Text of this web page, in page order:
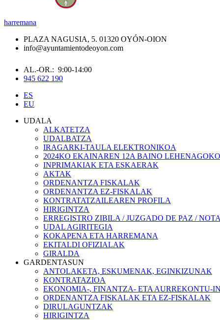
harremana
PLAZA NAGUSIA, 5. 01320 OYÓN-OION
info@ayuntamientodeoyon.com
AL.-OR.: 9:00-14:00
945 622 190
ES
EU
UDALA
ALKATETZA
UDALBATZA
IRAGARKI-TAULA ELEKTRONIKOA
2024KO EKAINAREN 12A BAINO
INPRIMAKIAK ETA ESKAERAK
AKTAK
ORDENANTZA FISKALAK
ORDENANTZA EZ-FISKALAK
KONTRATATZAILEAREN PROFILA
HIRIGINTZA
ERREGISTRO ZIBILA / JUZGADO DE PAZ /
UDAL AGIRITEGIA
KOKAPENA ETA HARREMANA
EKITALDI OFIZIALAK
GIRALDA
GARDENTASUN
ANTOLAKETA, ESKUMENAK, EGINKIZUNAK
KONTRATAZIOA
EKONOMIA-, FINANTZA- ETA AURREKONTU-
ORDENANTZA FISKALAK ETA EZ-FISKALAK
DIRULAGUNTZAK
HIRIGINTZA